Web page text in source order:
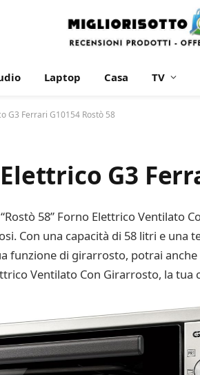
Laptop Casa TV
G3 Ferrari G10154 Rostò 58
G3
58” Forno Elettrico
Con una capacità di 58 litri e
funzione di girarrosto, potrai
Ventilato Con Girarrosto, la